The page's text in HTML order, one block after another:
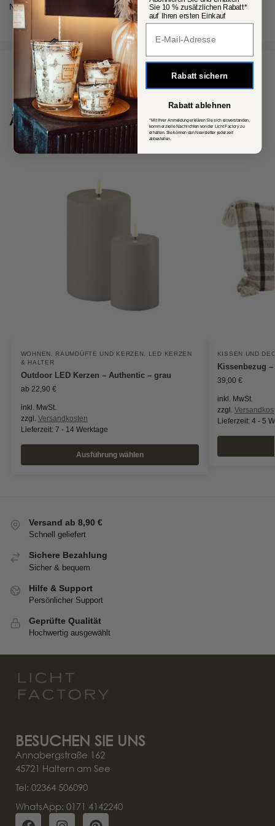
Nur für den Innenraum geeignet.
Artikelnummer: n. v.
Kategorien: Dekoelemente, Wohnen
Schlagwort:
Ähnliche Produkte
WOHNEN RAUMDÜFTE UND KERZEN
LED KERZEN
& HALTER
Outdoor LED Kerzen – Authentic – grau
ab 22,90 €
inkl. MwSt.
zzgl. Versandkosten
Lieferzeit: 7 - 14 Werktage
Ausführung wählen
KISSEN UND
Kissenbezug
39,00 €
inkl. MwSt.
zzgl.
Lieferzeit: 4 - 5
Versand ab 8,90 €
Schnell geliefert
Sichere Bezahlung
Sicher & bequem
Hilfe & Support
Persönlicher Support
Geprüfte Qualität
Hochwertig ausgewählt
BESUCHEN SIE UNS
Annabergstraße 162
45721 Haltern am See
Tel: 02364 506090
WhatsApp: 0171 4142240
Sie 10 % zusätzlichen Rabatt*
auf Ihren ersten Einkauf
Rabatt sichern
Rabatt ablehnen
*Mit Ihrer Anmeldung erklären Sie sich einverstanden,
kommerzielle Nachrichten von der Licht Factory zu
erhalten. Sie können den Newsletter jederzeit
abbestellen.